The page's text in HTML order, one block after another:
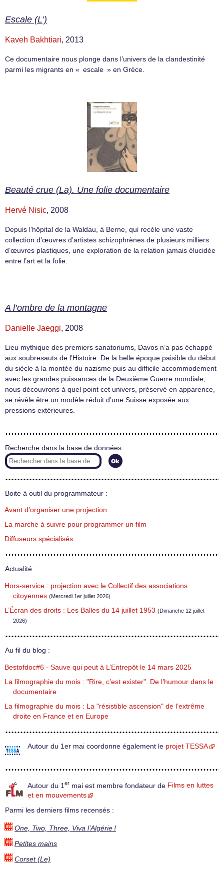
Escale (L’)
Kaveh Bakhtiari, 2013
Ce documentaire nous plonge dans l’univers de la clandestinité
parmi les migrants en « escale » en Grèce.
Beauté crue (La). Une folie documentaire
Hervé Nisic, 2008
Depuis l’hôpital de la Waldau, à Berne, qui recèle une vaste
collection d’œuvres d’artistes schizophrènes de plusieurs milliers
d’œuvres plastiques, une exploration de la relation jamais élucidée
entre l’art et la folie.
A l’ombre de la montagne
Danielle Jaeggi, 2008
Lieu mythique des premiers sanatoriums, Davos n’a pas échappé
aux soubresauts de l’Histoire. De la belle époque paisible du début
du siècle à la montée du nazisme puis au difficile accommodement
avec les grandes puissances de la Deuxième Guerre mondiale,
nous découvrons à quel point cet univers, préservé en apparence,
se révèle être un modèle réduit d’une Suisse exposée aux
pressions extérieures.
Recherche dans la base de données
Boite à outil du programmateur :
Avant d’organiser une projection…
La marche à suivre pour programmer un film
Diffuseurs spécialisés
Actualité :
Hors-service : projection avec le Collectif des associations
citoyennes (Mercredi 1er juillet 2026)
L’Écran des droits : Les Balles du 14 juillet 1953 (Dimanche 12 juillet
2026)
Au fil du blog :
Bestofdoc#6 - Sauve qui peut à L’Entrepôt le 14 mars 2025
La filmographie du mois : "Rire, c’est exister". De l’humour dans le
documentaire
La filmographie du mois : La "résistible ascension" de l’extrême
droite en France et en Europe
Autour du 1er mai coordonne également le projet TESSA
Autour du 1 er mai est membre fondateur de Films en luttes
et en mouvements
Parmi les derniers films recensés :
One, Two, Three, Viva l’Algérie !
Petites mains
Corset (Le)